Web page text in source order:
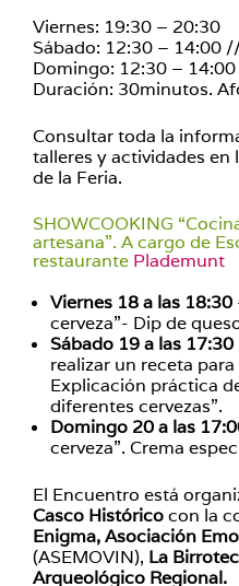
Viernes: 19:30 – 20:30
Sábado: 12:30 – 14:00
Domingo: 12:30 – 14:00
Duración: 30minutos.
Consultar toda la
talleres y actividades
de la Feria.
SHOWCOOKING
artesana”. A cargo de
restaurante Plademunt
Viernes 18 a las 18:30
cerveza”- Dip de
Sábado 19 a las 17:30
realizar un receta
Explicación práctica
diferentes cervezas”.
Domingo 20 a las
cerveza”. Crema
El Encuentro está
Casco Históricocon la
Enigma,Asociación
(ASEMOVIN), La
Arqueológico Regional.